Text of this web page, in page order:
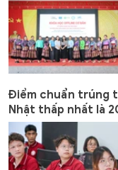
Điểm chuẩn trúng
Nhật thấp nhất là